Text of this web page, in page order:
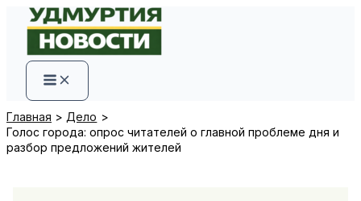
Перейти
содержимому
Главная
Дело
Голос города: опрос читателей о главной проблеме дня и
разбор предложений жителей